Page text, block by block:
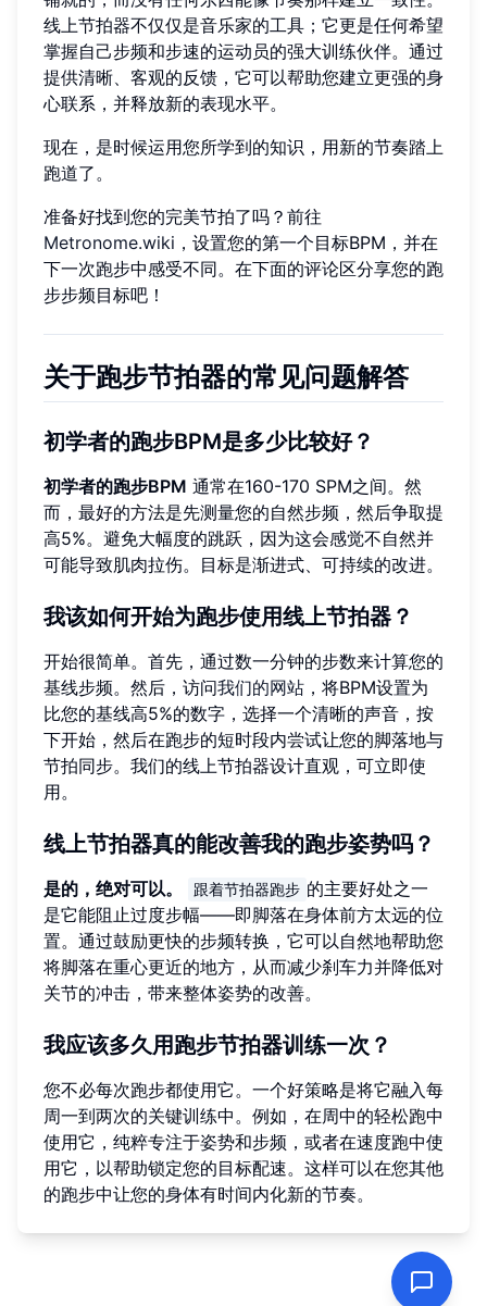
线上节拍器不仅仅是音乐家的工具；它更是任何希望
掌握自己步频和步速的运动员的强大训练伙伴。通过
提供清晰、客观的反馈，它可以帮助您建立更强的身
心联系，并释放新的表现水平。
现在，是时候运用您所学到的知识，用新的节奏踏上
跑道了。
准备好找到您的完美节拍了吗？前往
Metronome.wiki ，设置您的第一个目标BPM，并在
下一次跑步中感受不同。在下面的评论区分享您的跑
步步频目标吧！
关于跑步节拍器的常见问题解答
初学者的跑步BPM是多少比较好？
初学者的跑步BPM 通常在160-170 SPM之间。然
而，最好的方法是先测量您的自然步频，然后争取提
高5%。避免大幅度的跳跃，因为这会感觉不自然并
可能导致肌肉拉伤。目标是渐进式、可持续的改进。
我该如何开始为跑步使用线上节拍器？
开始很简单。首先，通过数一分钟的步数来计算您的
基线步频。然后，访问我们的网站 ，将BPM设置为
比您的基线高5%的数字，选择一个清晰的声音，按
下开始，然后在跑步的短时段内尝试让您的脚落地与
节拍同步。我们的线上节拍器设计直观，可立即使
用。
线上节拍器真的能改善我的跑步姿势吗？
是的，绝对可以。 跟着节拍器跑步 的主要好处之一
是它能阻止过度步幅——即脚落在身体前方太远的位
置。通过鼓励更快的步频转换，它可以自然地帮助您
将脚落在重心更近的地方，从而减少刹车力并降低对
关节的冲击，带来整体姿势的改善。
我应该多久用跑步节拍器训练一次？
您不必每次跑步都使用它。一个好策略是将它融入每
周一到两次的关键训练中。例如，在周中的轻松跑中
使用它，纯粹专注于姿势和步频，或者在速度跑中使
用它，以帮助锁定您的目标配速。这样可以在您其他
的跑步中让您的身体有时间内化新的节奏。